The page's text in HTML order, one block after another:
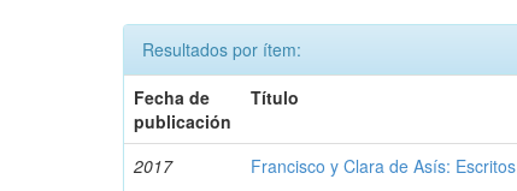
Resultados por ítem:
Fecha de
publicación
Título
2017 Francisco y Clara de Asís: Escritos